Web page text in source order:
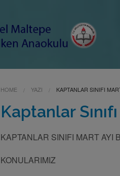
HOME YAZI KAPTANLAR SINIFI
Kaptanlar
KAPTANLAR SINIFI MART AYI
KONULARIMIZ